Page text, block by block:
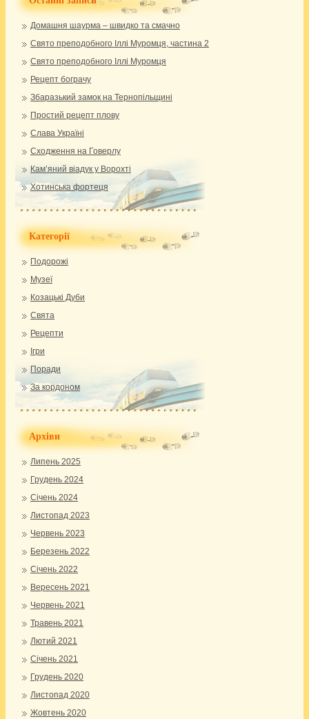
Домашня шаурма – швидко та смачно
Свято преподобного Іллі Муромця, частина 2
Свято преподобного Іллі Муромця
Рецепт бограчу
Збаразький замок на Тернопільщині
Простий рецепт плову
Слава Україні
Сходження на Говерлу
Кам’яний віадук у Ворохті
Хотинська фортеця
Категорії
Подорожі
Музеї
Козацькі Дуби
Свята
Рецепти
Ігри
Поради
За кордоном
Архіви
Липень 2025
Грудень 2024
Січень 2024
Листопад 2023
Червень 2023
Березень 2022
Січень 2022
Вересень 2021
Червень 2021
Травень 2021
Лютий 2021
Січень 2021
Грудень 2020
Листопад 2020
Жовтень 2020